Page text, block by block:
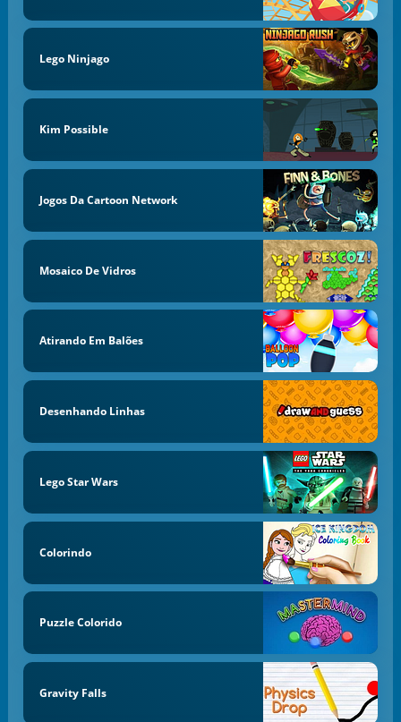
Lego Ninjago
Kim Possible
Jogos Da Cartoon Network
Mosaico De Vidros
Atirando Em Balões
Desenhando Linhas
Lego Star Wars
Colorindo
Puzzle Colorido
Gravity Falls